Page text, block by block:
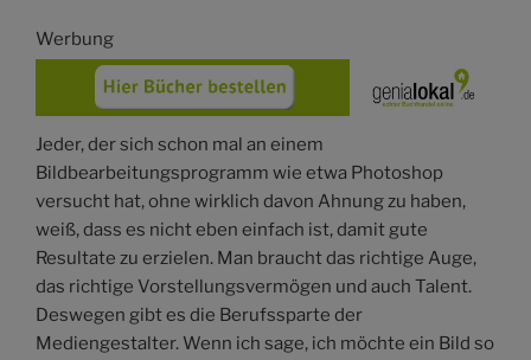
Werbung
Jeder, der sich schon mal an einem
Bildbearbeitungsprogramm wie etwa Photoshop
versucht hat, ohne wirklich davon Ahnung zu haben,
weiß, dass es nicht eben einfach ist, damit gute
Resultate zu erzielen. Man braucht das richtige Auge,
das richtige Vorstellungsvermögen und auch Talent.
Deswegen gibt es die Berufssparte der
Mediengestalter. Wenn ich sage, ich möchte ein Bild so